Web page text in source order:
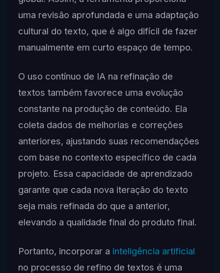
uma revisão aprofundada e uma adaptação
cultural do texto, que é algo difícil de fazer
manualmente em curto espaço de tempo.
O uso contínuo de IA na refinação de
textos também favorece uma evolução
constante na produção de conteúdo. Ela
coleta dados de melhorias e correções
anteriores, ajustando suas recomendações
com base no contexto específico de cada
projeto. Essa capacidade de aprendizado
garante que cada nova iteração do texto
seja mais refinada do que a anterior,
elevando a qualidade final do produto final.
Portanto, incorporar a inteligência artificial
no processo de refino de textos é uma